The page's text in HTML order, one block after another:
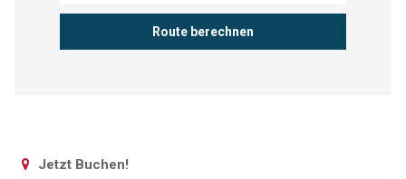
Jetzt Buchen!